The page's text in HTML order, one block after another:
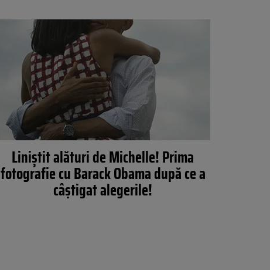
Liniştit alături de Michelle! Prima
fotografie cu Barack Obama după ce a
câştigat alegerile!